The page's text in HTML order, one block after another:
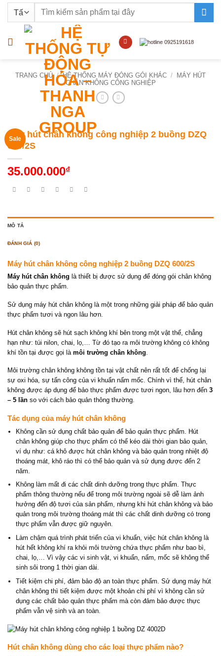
nội
Tìm
TRANG CHỦ / HỆ THỐNG MÁY ĐÓNG GÓI KHÁC /
MÁY HÚT
CHÂN KHÔNG CÔNG NGHIỆP
Sale
Máy hút chân không công nghiệp 2 buồng DZQ
600/2S
35.000.000₫
MÔ TẢ
ĐÁNH GIÁ (0)
Máy hút chân không công nghiệp 2 buồng DZQ 600/2S
Máy hút chân không là thiết bị được sử dụng để đóng gói chân không
bảo quản thực phẩm.
Sử dụng máy hút chân không là một trong những giải pháp để bảo quản
thực phẩm tươi và ngon lâu hơn.
Hút chân không sẽ hút sạch không khí bên trong một vật thể, chẳng
hạn như: túi nilon, chai, lọ,… Từ đó tạo ra môi trường không có không
khí tồn tại được gọi là môi trường chân không
Môi trường chân không không tồn tại vật chất nên rất tốt để chống lại
sự oxi hóa, sự tấn công của vi khuẩn nấm mốc. Chính vì thế, hút chân
không được áp dụng để bảo thực phẩm được tươi ngon, lâu hơn đến 3
– 5 lần so với cách bảo quản thông thường.
Tác dụng của máy hút chân không
Không cần sử dụng chất bảo quản để bảo quản thực phẩm. Hút
chân không giúp cho thực phẩm có thể kéo dài thời gian bảo quản,
ví dụ như: cá khô được hút chân không và bảo quản trong nhiệt độ
thoáng mát, khô ráo thì có thể bảo quản và sử dụng được đến 2
năm.
Không làm mất đi các chất dinh dưỡng trong thực phẩm. Thực
phẩm thông thường nếu để trong môi trường ngoài sẽ dễ làm ảnh
hưởng đến độ tươi của sản phẩm, nhưng khi hút chân không và bảo
quản trong môi trường thoáng mát thì các chất dinh dưỡng có trong
thực phẩm vẫn được giữ nguyên.
Làm chậm quá trình phát triển của vi khuẩn, việc hút chân không là
hút hết không khí ra khỏi môi trường chứa thực phẩm như bao bì,
chai, lọ,… Vì vậy các vi sinh vật, vi khuẩn, nấm, mốc sẽ không thể
sinh sôi trong 1 thời gian dài.
Tiết kiệm chi phí, đảm bảo độ an toàn thực phẩm. Sử dụng máy hút
chân không thì tiết kiệm được một khoản chi phí vì không cần sử
dụng các chất bảo quản thực phẩm mà còn đảm bảo được thực
phẩm vẫn vệ sinh và an toàn.
Hút chân không dùng cho các loại thực phẩm nào?